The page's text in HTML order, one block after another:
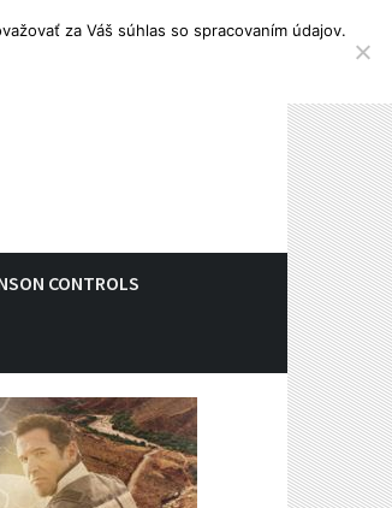
CONTROLS
za Váš súhlas so spracovaním údajov.